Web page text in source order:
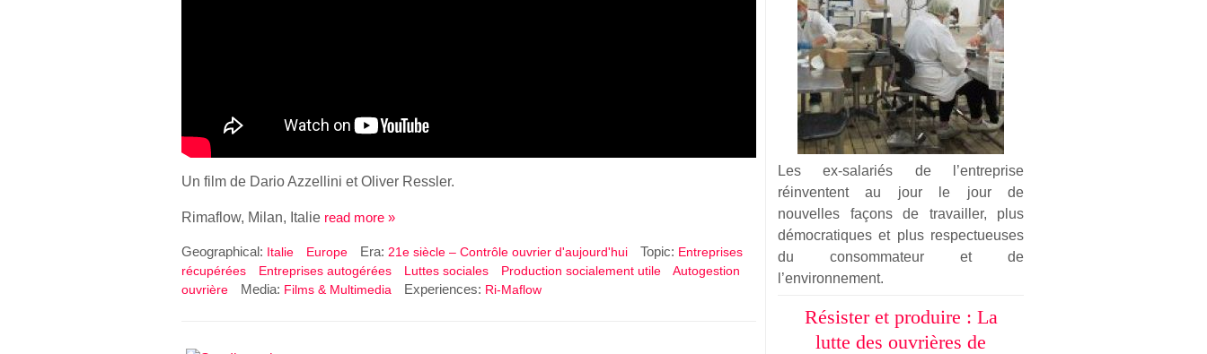
Un film de Dario Azzellini et Oliver Ressler.
Rimaflow, Milan, Italie read more »
Geographical: Italie Europe Era: 21e siècle – Contrôle ouvrier d'aujourd'hui Topic: Entreprises
récupérées
Entreprises autogérées Luttes sociales Production socialement utile
Autogestion
ouvrière
Media: Films & Multimedia Experiences: Ri-Maflow
Les ex-salariés de l’entreprise
réinventent au jour le jour de
nouvelles façons de travailler, plus
démocratiques et plus respectueuses
du consommateur et de
l’environnement.
Résister et produire : La
lutte des ouvrières de